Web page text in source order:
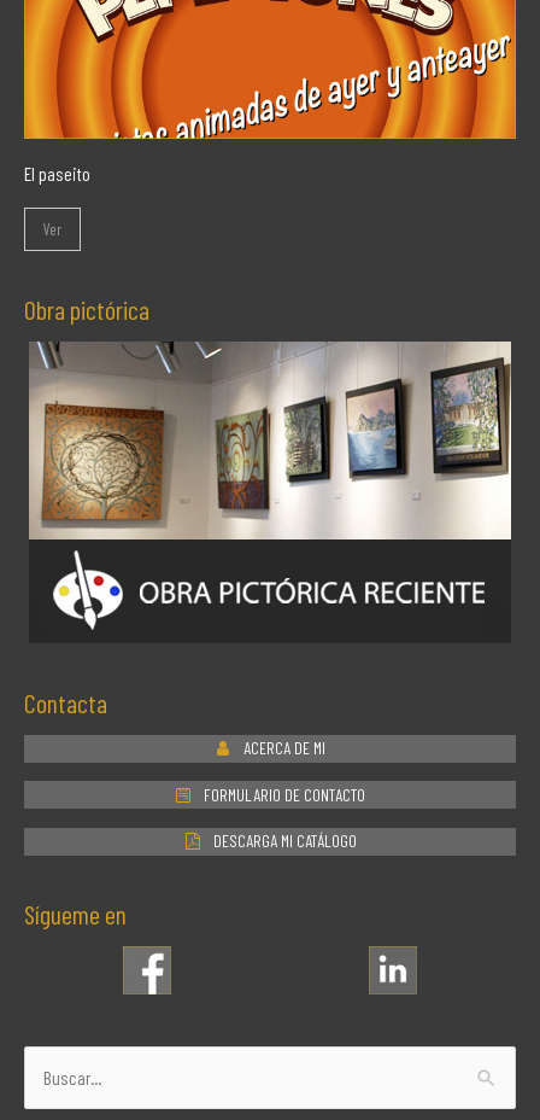
El paseito
Ver
Obra pictórica
Contacta
ACERCA DE MI
FORMULARIO DE CONTACTO
DESCARGA MI CATÁLOGO
Sígueme en
Buscar
por: